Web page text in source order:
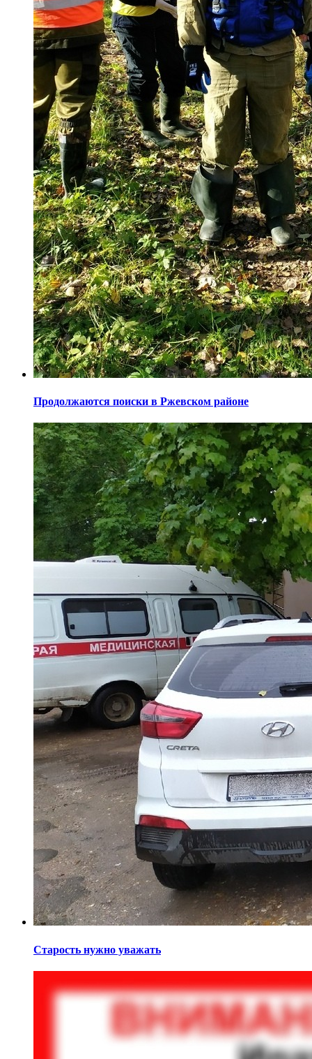
Продолжаются поиски в Ржевском районе
Старость нужно уважать